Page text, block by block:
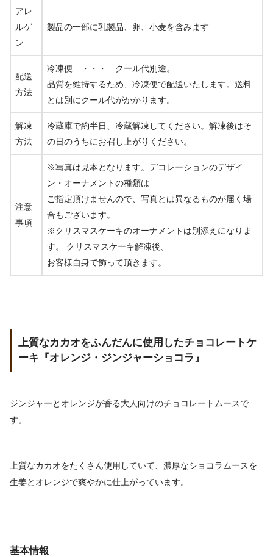
アレ
ルゲ
ン
製品の一部に乳製品、卵、小麦を含みます
配送
方法
冷凍便 ・・・ クール代別途。
品質を維持するため、冷凍便で配送いたします。送料
とは別にクール代がかかります。
解凍
方法
冷蔵庫で約半日、冷蔵解凍してください。解凍後はそ
の日のうちにお召し上がりください。
注意
事項
※写真は見本となります。デコレーションのデザイ
ン・オーナメントの種類は
ご指定頂けませんので、写真とは異なるものが届く場
合もございます。
※クリスマスケーキのオーナメントは別添えになりま
す。 クリスマスケーキ解凍後、
お客様自身で飾って頂きます。
上質なカカオをふんだんに使用したチョコレートケ
ーキ『オレンジ・ジンジャーショコラ』
ジンジャーとオレンジが香る大人向けのチョコレートムースで
す。
上質なカカオをたくさん使用していて、濃厚なショコラムースを
生姜とオレンジで爽やかに仕上がっています。
基本情報